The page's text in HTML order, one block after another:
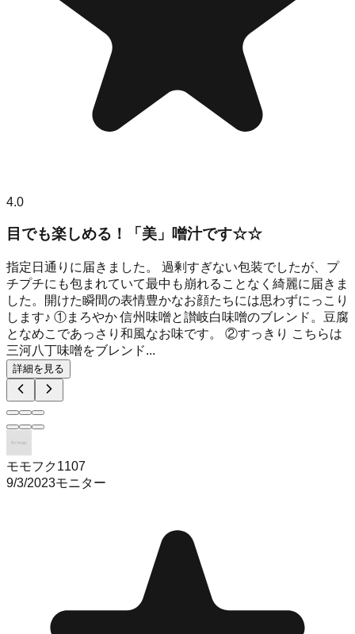
4.0
目でも楽しめる！「美」噌汁です☆☆
指定日通りに届きました。 過剰すぎない包装でしたが、プ
チプチにも包まれていて最中も崩れることなく綺麗に届きま
した。開けた瞬間の表情豊かなお顔たちには思わずにっこり
します♪ ①まろやか 信州味噌と讃岐白味噌のブレンド。豆腐
となめこであっさり和風なお味です。 ②すっきり こちらは
三河八丁味噌をブレンド...
詳細を見る
モモフク1107
9/3/2023モニター